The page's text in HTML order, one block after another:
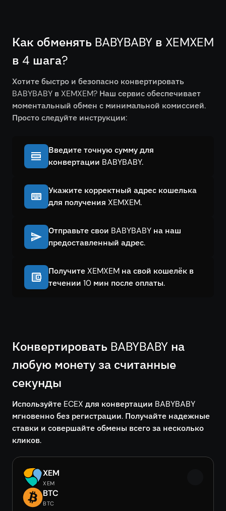
Как обменять BABYBABY в XEMXEM
в 4 шага?
Хотите быстро и безопасно конвертировать
BABYBABY в XEMXEM? Наш сервис обеспечивает
моментальный обмен с минимальной комиссией.
Просто следуйте инструкции:
Введите точную сумму для
конвертации BABYBABY.
Укажите корректный адрес кошелька
для получения XEMXEM.
Отправьте свои BABYBABY на наш
предоставленный адрес.
Получите XEMXEM на свой кошелёк в
течении 10 мин после оплаты.
Конвертировать BABYBABY на
любую монету за считанные
секунды
Используйте ECEX для конвертации BABYBABY
мгновенно без регистрации. Получайте надежные
ставки и совершайте обмены всего за несколько
кликов.
XEM
XEM
BTC
BTC